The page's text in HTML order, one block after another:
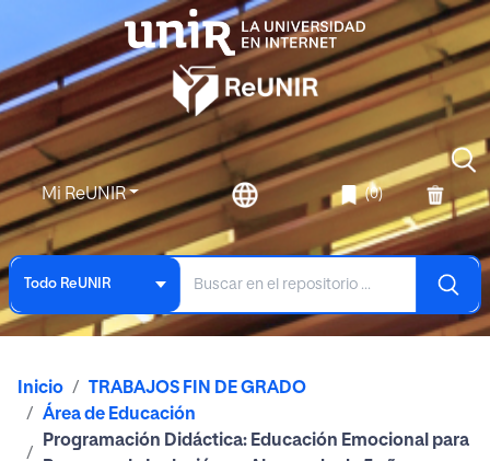
Mi ReUNIR (0)
Todo ReUNIR
Inicio
TRABAJOS FIN DE GRADO
Área de Educación
Programación Didáctica: Educación Emocional para